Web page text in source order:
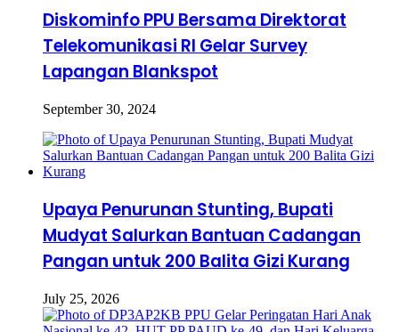
Diskominfo PPU Bersama Direktorat
Telekomunikasi RI Gelar Survey
Lapangan Blankspot
September 30, 2024
Upaya Penurunan Stunting, Bupati
Mudyat Salurkan Bantuan Cadangan
Pangan untuk 200 Balita Gizi Kurang
July 25, 2026